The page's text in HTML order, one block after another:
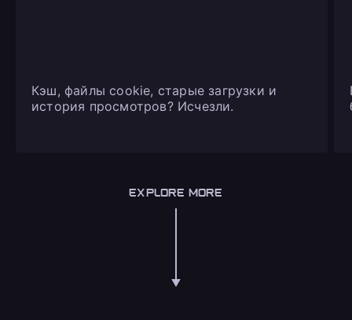
Кэш, файлы cookie, старые загрузки и
история просмотров? Исчезли.
EXPLORE MORE